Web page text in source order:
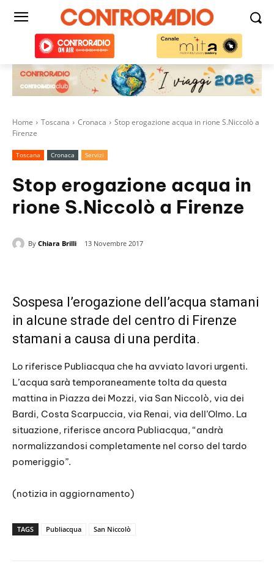
Home Toscana Cronaca
Stop erogazione acqua in rione S.Niccolò a
Firenze
Toscana Cronaca Servizi
Stop erogazione acqua in
rione S.Niccolò a Firenze
By Chiara Brilli 13 Novembre 2017
Sospesa l’erogazione dell’acqua stamani
in alcune strade del centro di Firenze
stamani a causa di una perdita.
Lo riferisce Publiacqua che ha avviato lavori urgenti.
L’acqua sarà temporaneamente tolta da questa
mattina in Piazza dei Mozzi, via San Niccolò, via dei
Bardi, Costa Scarpuccia, via Renai, via dell’Olmo. La
situazione, riferisce ancora Publiacqua, “andrà
normalizzandosi completamente nel corso del tardo
pomeriggio”.
(notizia in aggiornamento)
TAGS Publiacqua San Niccolò